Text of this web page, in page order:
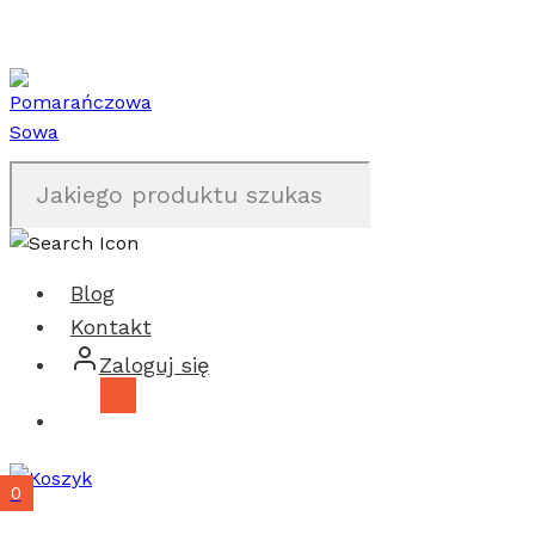
treści
Blog
Kontakt
Zaloguj się
0